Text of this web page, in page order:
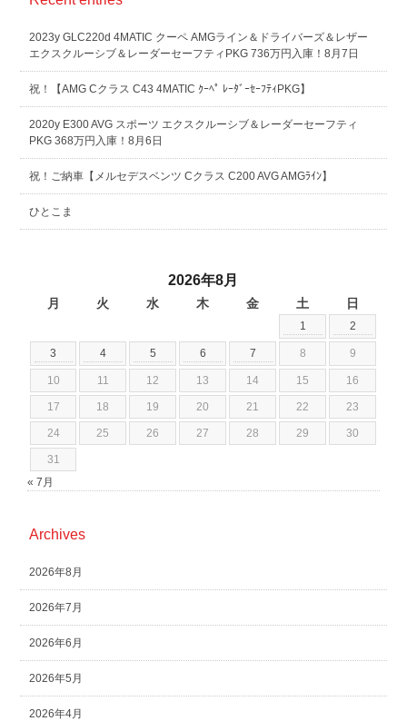
2023y GLC220d 4MATIC クーペ AMGライン＆ドライバーズ＆レザー
エクスクルーシブ＆レーダーセーフティPKG 736万円入庫！8月7日
祝！【AMG Cクラス C43 4MATIC ｸｰﾍﾟ ﾚｰﾀﾞｰｾｰﾌﾃｨPKG】
2020y E300 AVG スポーツ エクスクルーシブ＆レーダーセーフティ
PKG 368万円入庫！8月6日
祝！ご納車【メルセデスベンツ Cクラス C200 AVG AMGﾗｲﾝ】
ひとこま
2026年8月
月 火 水 木 金 土 日
1 2
3 4 5 6 7 8 9
10 11 12 13 14 15 16
17 18 19 20 21 22 23
24 25 26 27 28 29 30
31
« 7月
Archives
2026年8月
2026年7月
2026年6月
2026年5月
2026年4月